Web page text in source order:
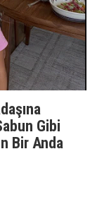
Gibi
Bir Anda